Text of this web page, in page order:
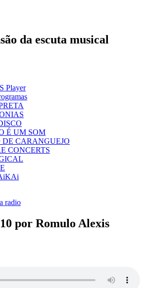
da escuta musical
Player
É UM SOM
DE CARANGUEJO
CONCERTS
radio
por Romulo Alexis